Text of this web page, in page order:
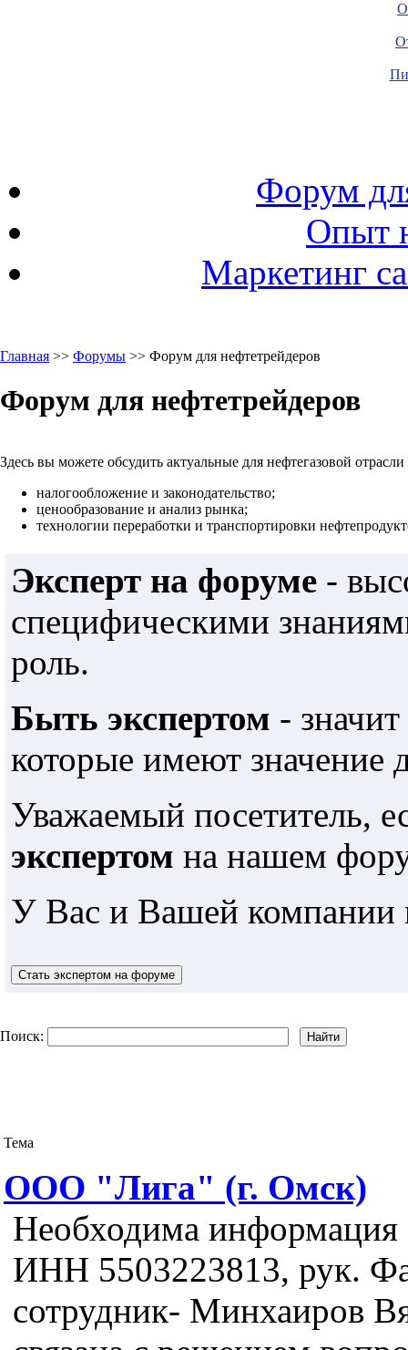
Форум
Опыт
Маркетинг
Главная >> Форумы >> Форум для нефтетрейдеров
Форум для нефтетрейдеров
Здесь вы можете обсудить актуальные для нефтегазовой
налогообложение и законодательство;
ценообразование и анализ рынка;
технологии переработки и транспортировки
Эксперт на форуме -
специфическими
роль.
Быть экспертом -
которые имеют
Уважаемый посетитель,
экспертом на нашем
У Вас и Вашей компании
Поиск:
Тема
ООО "Лига" (г. Омск)
Необходима
ИНН 5503223813, рук.
сотрудник- Минхаиров